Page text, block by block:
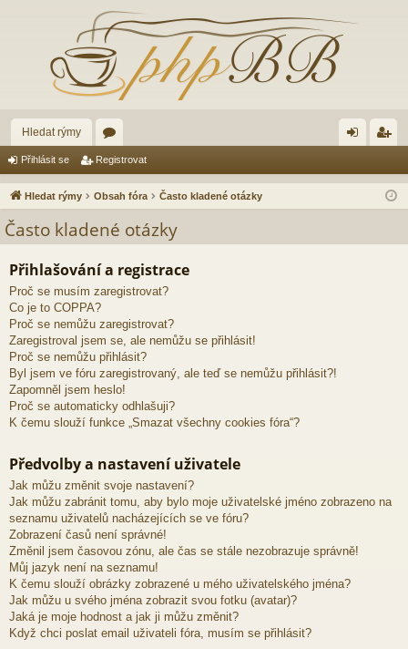
Hledat rýmy
ór
a lá
se
ist
va
Přihlásit se Registrovat
Hledat rýmy Obsah fóra Často kladené otázky
Často kladené otázky
Přihlašování a registrace
Proč se musím zaregistrovat?
Co je to COPPA?
Proč se nemůžu zaregistrovat?
Zaregistroval jsem se, ale nemůžu se přihlásit!
Proč se nemůžu přihlásit?
Byl jsem ve fóru zaregistrovaný, ale teď se nemůžu přihlásit?!
Zapomněl jsem heslo!
Proč se automaticky odhlašuji?
K čemu slouží funkce „Smazat všechny cookies fóra“?
Předvolby a nastavení uživatele
Jak můžu změnit svoje nastavení?
Jak můžu zabránit tomu, aby bylo moje uživatelské jméno zobrazeno na
seznamu uživatelů nacházejících se ve fóru?
Zobrazení časů není správné!
Změnil jsem časovou zónu, ale čas se stále nezobrazuje správně!
Můj jazyk není na seznamu!
K čemu slouží obrázky zobrazené u mého uživatelského jména?
Jak můžu u svého jména zobrazit svou fotku (avatar)?
Jaká je moje hodnost a jak ji můžu změnit?
Když chci poslat email uživateli fóra, musím se přihlásit?